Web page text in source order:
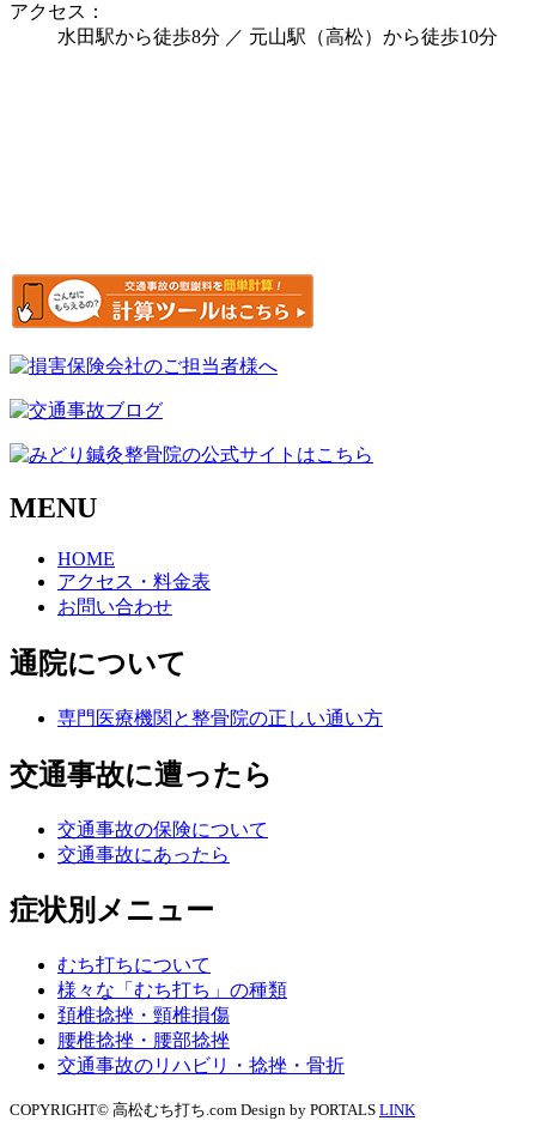
アクセス：
水田駅から徒歩8分 ／ 元山駅（高松）から徒歩10分
MENU
HOME
アクセス・料金表
お問い合わせ
通院について
専門医療機関と整骨院の正しい通い方
交通事故に遭ったら
交通事故の保険について
交通事故にあったら
症状別メニュー
むち打ちについて
様々な「むち打ち」の種類
頚椎捻挫・頸椎損傷
腰椎捻挫・腰部捻挫
交通事故のリハビリ・捻挫・骨折
COPYRIGHT© 高松むち打ち.com Design by PORTALS LINK